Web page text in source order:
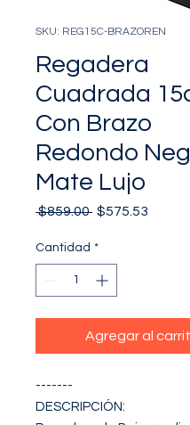
SKU: REG15C-BRAZOREN
Regadera
Cuadrada
Con Brazo
Redondo
Mate Lujo
$859.00 Precio
$575.53
Cantidad *
Agregar al
-------
DESCRIPCIÓN: